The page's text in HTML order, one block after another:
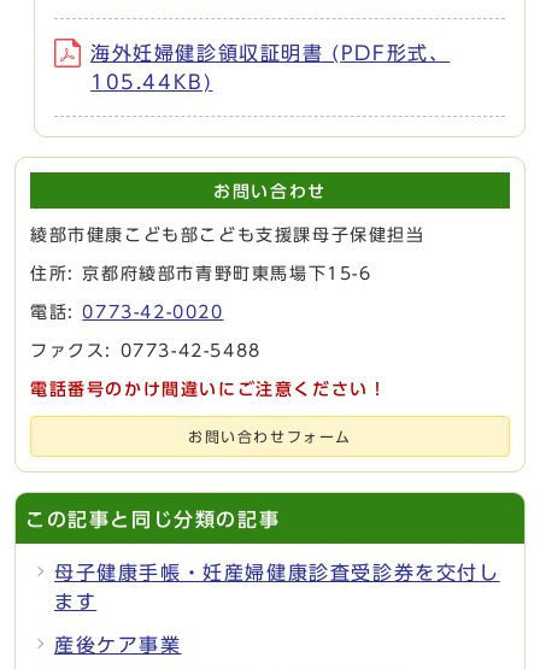
海外妊婦健診領収証明書 (PDF形式、
105.44KB)
お問い合わせ
綾部市健康こども部こども支援課母子保健担当
住所: 京都府綾部市青野町東馬場下15-6
電話:0773-42-0020
ファクス: 0773-42-5488
電話番号のかけ間違いにご注意ください！
お問い合わせフォーム
この記事と同じ分類の記事
母子健康手帳・妊産婦健康診査受診券を交付し
ます
産後ケア事業